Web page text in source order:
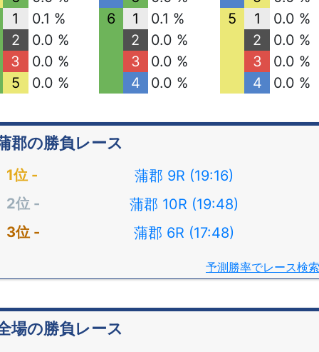
1
0.1 %
2
0.0 %
3
0.0 %
5
0.0 %
6
1
0.1 %
2
0.0 %
3
0.0 %
4
0.0 %
5
1
0.0 %
2
0.0 %
3
0.0 %
4
0.0 %
郡の勝負レース
蒲郡 9R (19:16)
蒲郡 10R (19:48)
蒲郡 6R (17:48)
予測勝率でレース検索
場の勝負レース